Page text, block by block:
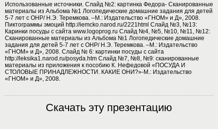
Использованные источники. Слайд №2: картинка Федора- Сканированные
материалы из Альбома №1 Логопедические домашние задания для детей
5-7 лет с ОНР/ Н.Э. Теремкова. –М.: Издательство «ГНОМ» и Д», 2008.
Пиктограммы эмоций http://iemcko.narod.ru/2221html Слайд №3, №13:
Каринки посуды с сайта www.logoprog.ru Слайд №4, №5, №10, №11, №12:
Сканированные материалы из Альбома №1 Логопедические домашние
задания для детей 5-7 лет с ОНР/ Н.Э. Теремкова. –М.: Издательство
«ГНОМ» и Д», 2008. Слайд № 6: картинки посуды с сайта
http://leksika1.narod.ru/posyda.htm Слайд №7, №8, №9: сканированные
материалы из приложения к пособию К. Нефедовой «ПОСУДА И
СТОЛОВЫЕ ПРИНАДЛЕЖНОСТИ. КАКИЕ ОНИ?»-М.: Издательство
«ГНОМ» и Д», 2008.
Скачать эту презентацию